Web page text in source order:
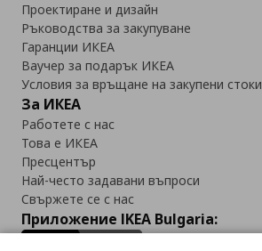
Проектиране и дизайн
Ръководства за закупуване
Гаранции ИКЕА
Ваучер за подарък ИКЕА
Условия за връщане на закупени стоки
За ИКЕА
Работете с нас
Това е ИКЕА
Пресцентър
Най-често задавани въпроси
Свържете се с нас
Приложение IKEA Bulgaria: